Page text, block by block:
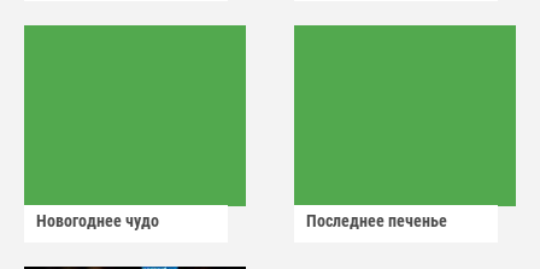
Новогоднее чудо Последнее печенье